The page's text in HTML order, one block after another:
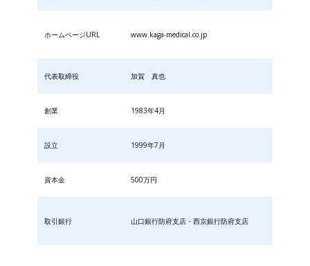
ホームページURL www.kaga-medical.co.jp
代表取締役 加賀 真也
創業 1983年4月
設立 1999年7月
資本金 500万円
取引銀行 山口銀行防府支店・西京銀行防府支店